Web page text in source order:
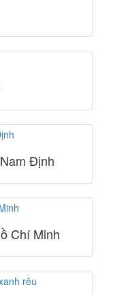
Định
Chí Minh